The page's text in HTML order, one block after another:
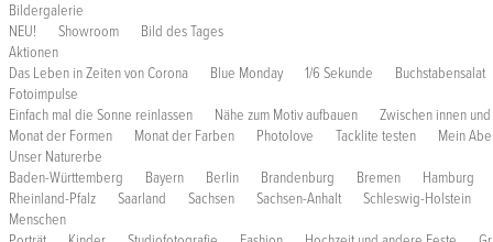
Bildergalerie
NEU!
Showroom
Bild des Tages
Aktionen
Das Leben in Zeiten von Corona
Blue Monday 1/6 Sekunde
Buchstabensalat
Fotoimpulse
Einfach mal die Sonne reinlassen
Nähe zum Motiv aufbauen
Zwischen innen
Monat der Formen
Monat der Farben Photolove Tacklite testen
Mein
Unser Naturerbe
Baden-Württemberg
Bayern Berlin Brandenburg Bremen
Hamburg
Rheinland-Pfalz
Saarland Sachsen Sachsen-Anhalt
Schleswig-Holstein
Menschen